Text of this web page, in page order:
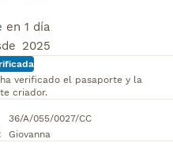
en 1 día
2025
verificado el pasaporte y la
criador.
36/A/055/0027/CC
: Giovanna